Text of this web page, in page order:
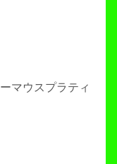
マウスプラティ